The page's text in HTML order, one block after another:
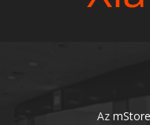
Az mStore